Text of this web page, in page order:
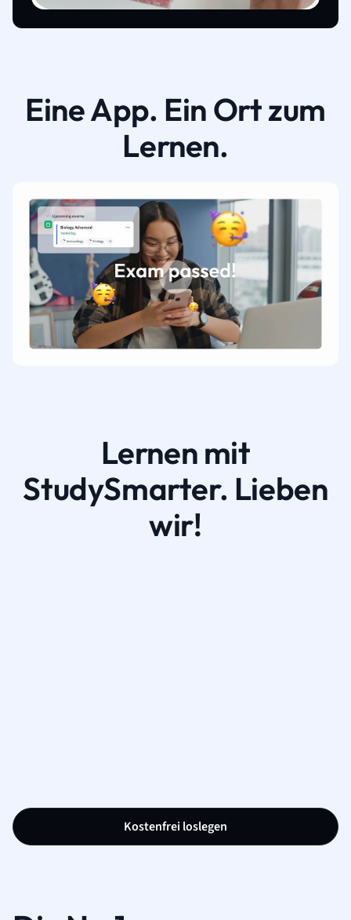
Eine App. Ein Ort zum
Lernen.
Lernen mit
StudySmarter. Lieben
wir!
Kostenfrei loslegen